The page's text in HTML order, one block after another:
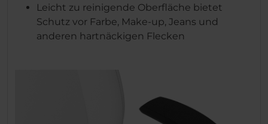
Leicht zu reinigende Oberfläche bietet
Schutz vor Farbe, Make-up, Jeans und
anderen hartnäckigen Flecken